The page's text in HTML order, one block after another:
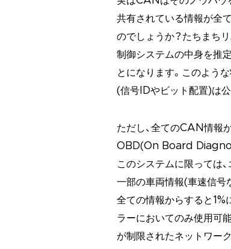
共有されている情報が全
のでしょうか？たちまち
制御システムの中身を推
とになります。このよう
(信号IDやビット配置)は公
ただし、全てのCAN情報
OBD(On Board
このシステムに限っては
一部の車両情報(車速信号
全ての情報からすると1%
ラーにおいてのみ使用可
が制限されたネットワーク